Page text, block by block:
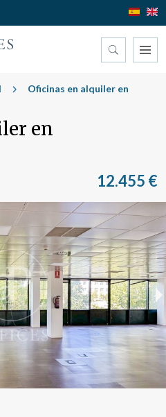
Oficinas en alquiler en
en
12.455 €